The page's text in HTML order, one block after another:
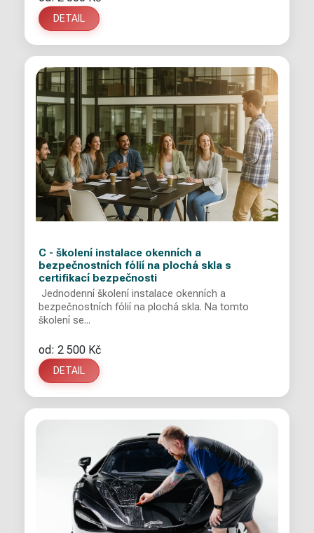
DETAIL
C - školení instalace okenních a
bezpečnostních fólií na plochá skla s
certifikací bezpečnosti
Jednodenní školení instalace okenních a
bezpečnostních fólií na plochá skla. Na tomto
školení se...
od: 2 500 Kč
DETAIL